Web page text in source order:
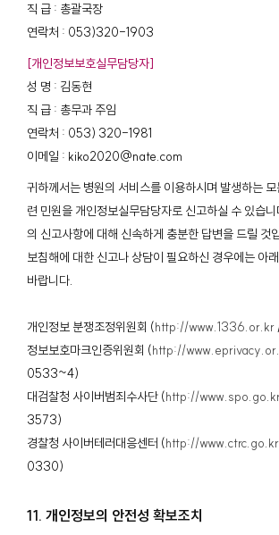
직 급 : 총괄국장
연락처 : 053)320-1903
[개인정보보호실무담당자]
성 명 : 김동현
직 급 : 총무과 주임
연락처 : 053) 320-1981
이메일 : kiko2020@nate.com
귀하께서는 병원의 서비스를 이용하시며 발생하는
련 민원을 개인정보실무담당자로 신고하실 수 있습
의 신고사항에 대해 신속하게 충분한 답변을 드릴 것
보침해에 대한 신고나 상담이 필요하신 경우에는 아
바랍니다.
개인정보 분쟁조정위원회 (http://www.1336.or.kr
정보보호마크인증위원회 (http://
0533~4)
대검찰청 사이버범죄수사단 (http://
3573)
경찰청 사이버테러대응센터 (http://www.ctrc.go.kr
0330)
11. 개인정보의 안전성 확보조치